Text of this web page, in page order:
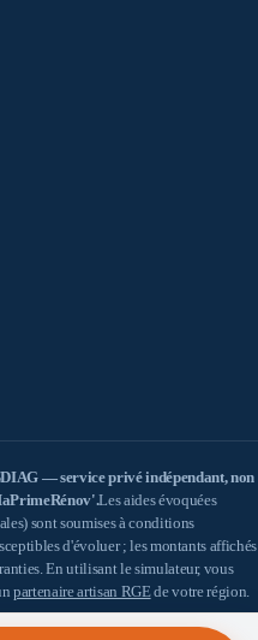
— service privé indépendant, non
Les aides évoquées
sont soumises à conditions
d'évoluer ; les montants affichés
En utilisant le simulateur, vous
partenaire artisan RGEde votre région.